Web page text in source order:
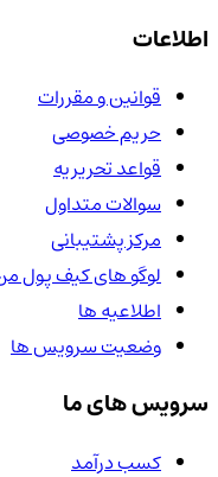
اطلاعات
قوانین و مقررات
حریم خصوصی
قواعد تحریریه
سوالات متداول
مرکز پشتیبانی
لوگو های کیف پول من
اطلاعیه ها
وضعیت سرویس ها
سرویس های ما
کسب درآمد